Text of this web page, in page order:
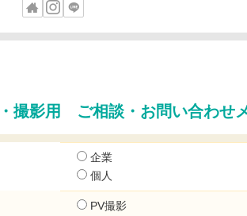
撮影用 ご相談・お問い合わせ
企業
個人
PV撮影